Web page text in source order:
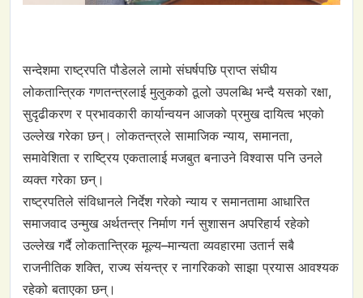
सन्देशमा राष्ट्रपति पौडेलले लामो संघर्षपछि प्राप्त संघीय
लोकतान्त्रिक गणतन्त्रलाई मुलुकको ठूलो उपलब्धि भन्दै यसको रक्षा,
सुदृढीकरण र प्रभावकारी कार्यान्वयन आजको प्रमुख दायित्व भएको
उल्लेख गरेका छन्। लोकतन्त्रले सामाजिक न्याय, समानता,
समावेशिता र राष्ट्रिय एकतालाई मजबुत बनाउने विश्वास पनि उनले
व्यक्त गरेका छन्।
राष्ट्रपतिले संविधानले निर्देश गरेको न्याय र समानतामा आधारित
समाजवाद उन्मुख अर्थतन्त्र निर्माण गर्न सुशासन अपरिहार्य रहेको
उल्लेख गर्दै लोकतान्त्रिक मूल्य–मान्यता व्यवहारमा उतार्न सबै
राजनीतिक शक्ति, राज्य संयन्त्र र नागरिकको साझा प्रयास आवश्यक
रहेको बताएका छन्।